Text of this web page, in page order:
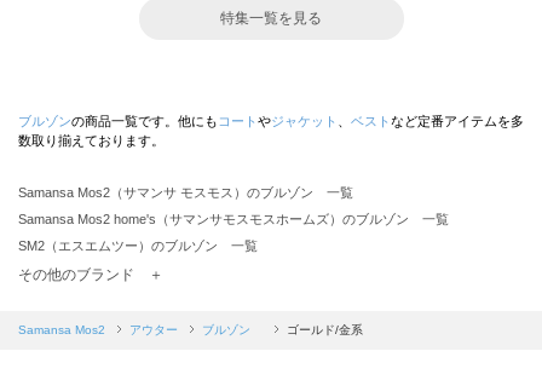
特集一覧を見る
ブルゾンの商品一覧です。他にも コート やジャケット ベスト など定番アイテムを多
数取り揃えております。
Samansa Mos2（サマンサ モスモス）のブルゾン 一覧
Samansa Mos2 home's（サマンサモスモスホームズ）のブルゾン 一覧
SM2（エスエムツー）のブルゾン 一覧
TSUHARU by Samansa Mos2（ツハルバイサマンサモスモス）のブルゾン 一覧
Samansa Mos2 blue（サマンサモスモス ブルー）のブルゾン 一覧
その他のブランド ＋
Samansa Mos2 アウター ブルゾン ゴールド/金系